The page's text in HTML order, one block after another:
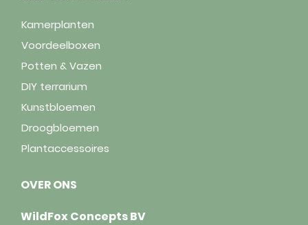
Kamerplanten
Voordeelboxen
Potten & Vazen
DIY terrarium
Kunstbloemen
Droogbloemen
Plantaccessoires
OVER ONS
WildFox Concepts BV